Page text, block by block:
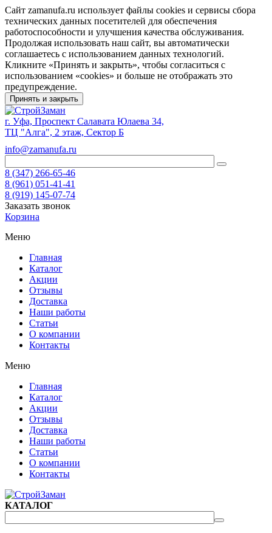
Сайт zamanufa.ru использует файлы cookies и сервисы сбора
технических данных посетителей для обеспечения
работоспособности и улучшения качества обслуживания.
Продолжая использовать наш сайт, вы автоматически
соглашаетесь с использованием данных технологий.
Кликните «Принять и закрыть», чтобы согласиться с
использованием «cookies» и больше не отображать это
предупреждение.
Принять и закрыть
г. Уфа, Проспект Салавата Юлаева 34,
ТЦ "Алга", 2 этаж, Сектор Б
info@zamanufa.ru
8 (347) 266-65-46
8 (961) 051-41-41
8 (919) 145-07-74
Заказать звонок
Корзина
Меню
Главная
Каталог
Акции
Отзывы
Доставка
Наши работы
Статьи
О компании
Контакты
Меню
Главная
Каталог
Акции
Отзывы
Доставка
Наши работы
Статьи
О компании
Контакты
КАТАЛОГ